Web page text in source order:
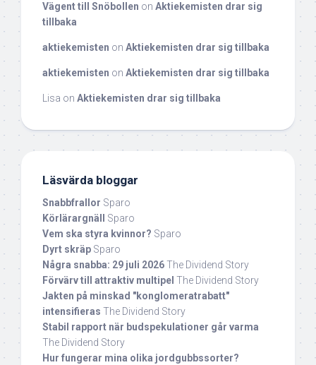
Vägent till Snöbollen on Aktiekemisten drar sig
tillbaka
aktiekemisten on Aktiekemisten drar sig tillbaka
aktiekemisten on Aktiekemisten drar sig tillbaka
Lisa on Aktiekemisten drar sig tillbaka
Läsvärda bloggar
Snabbfrallor Sparo
Körlärargnäll
Sparo
Vem ska styra kvinnor? Sparo
Dyrt skräp Sparo
Några snabba: 29 juli 2026The Dividend Story
Förvärv till attraktiv multipel The Dividend Story
Jakten på minskad "konglomeratrabatt"
intensifieras The Dividend Story
Stabil rapport när budspekulationer går varma
The Dividend Story
Hur fungerar mina olika jordgubbssorter?